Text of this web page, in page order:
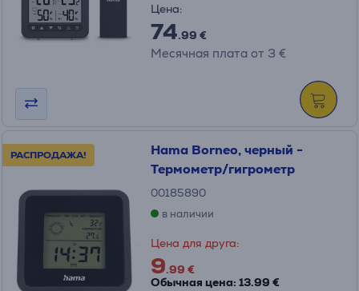
Цена:
74.99 €
Месячная плата от 3 €
РАСПРОДАЖА!
Hama Borneo, черный -
Термометр/гигрометр
00185890
в наличии
Цена для друга:
9.99 €
Обычная цена: 13.99 €